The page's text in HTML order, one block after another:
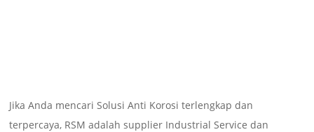
Jika Anda mencari Solusi Anti Korosi terlengkap dan
terpercaya, RSM adalah supplier Industrial Service dan